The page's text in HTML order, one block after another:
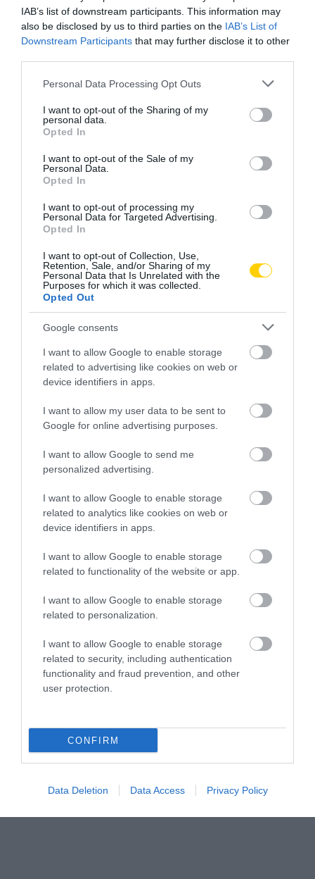
IAB’s list of downstream participants. This information may
also be disclosed by us to third parties on the IAB’s List of
Downstream Participants that may further disclose it to other
Please note that this website/app uses one or more Google
not limited to your visit or usage behaviour. You may click to
grant or deny consent to Google and its third-party tags to
use your data for below specified purposes in below Google
consent section.
Personal Data Processing Opt Outs
I want to opt-out of the Sharing of my
personal data.
Opted In
I want to opt-out of the Sale of my
Personal Data.
Opted In
I want to opt-out of processing my
Personal Data for Targeted Advertising.
Opted In
I want to opt-out of Collection, Use,
Retention, Sale, and/or Sharing of my
Personal Data that Is Unrelated with the
Purposes for which it was collected.
Opted Out
Google consents
I want to allow Google to enable storage
related to advertising like cookies on web or
device identifiers in apps.
I want to allow my user data to be sent to
Google for online advertising purposes.
I want to allow Google to send me
personalized advertising.
I want to allow Google to enable storage
related to analytics like cookies on web or
device identifiers in apps.
I want to allow Google to enable storage
related to functionality of the website or app.
I want to allow Google to enable storage
related to personalization.
I want to allow Google to enable storage
related to security, including authentication
functionality and fraud prevention, and other
user protection.
CONFIRM
Data Deletion Data Access Privacy Policy